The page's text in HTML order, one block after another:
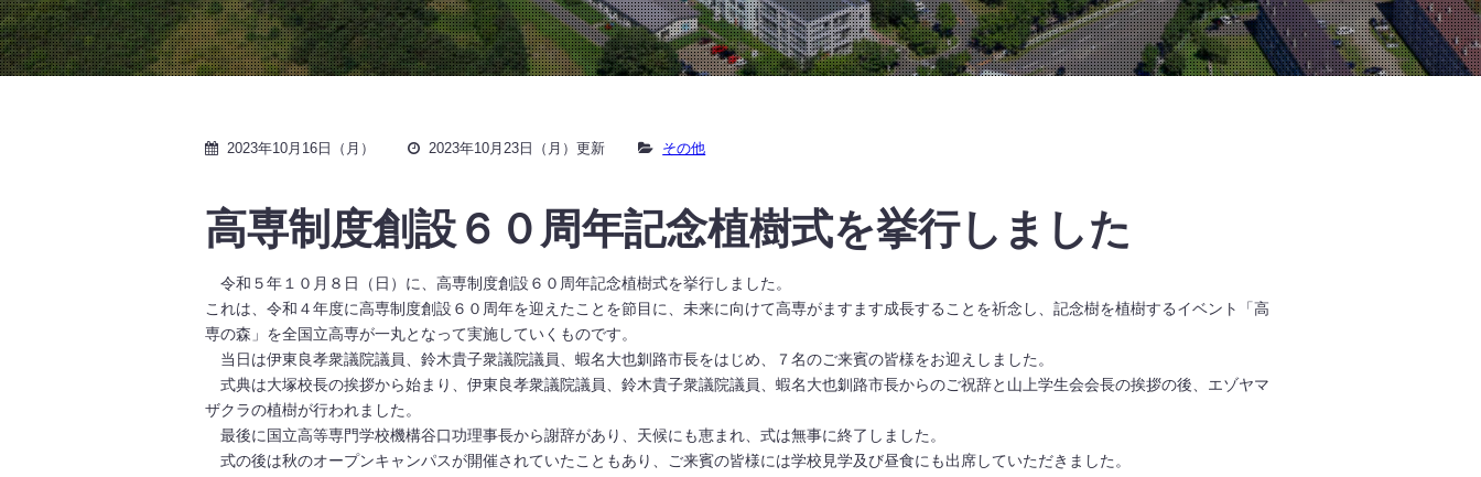
2023年10月16日（月） 2023年10月23日（月）更新 その他
高専制度創設６０周年記念植樹式を挙行しました
令和５年１０月８日（日）に、高専制度創設６０周年記念植樹式を挙行しました。
これは、令和４年度に高専制度創設６０周年を迎えたことを節目に、未来に向けて高専がますます成長することを祈念し、記念樹を植樹するイベント「高
専の森」を全国立高専が一丸となって実施していくものです。
当日は伊東良孝衆議院議員、鈴木貴子衆議院議員、蝦名大也釧路市長をはじめ、７名のご来賓の皆様をお迎えしました。
式典は大塚校長の挨拶から始まり、伊東良孝衆議院議員、鈴木貴子衆議院議員、蝦名大也釧路市長からのご祝辞と山上学生会会長の挨拶の後、エゾヤマ
ザクラの植樹が行われました。
最後に国立高等専門学校機構谷口功理事長から謝辞があり、天候にも恵まれ、式は無事に終了しました。
式の後は秋のオープンキャンパスが開催されていたこともあり、ご来賓の皆様には学校見学及び昼食にも出席していただきました。